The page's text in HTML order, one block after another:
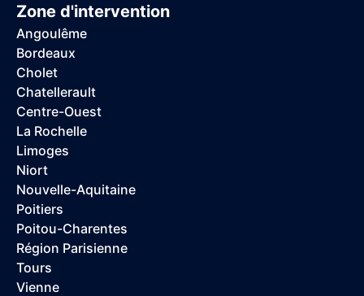
Zone d'intervention
Angoulême
Bordeaux
Cholet
Chatellerault
Centre-Ouest
La Rochelle
Limoges
Niort
Nouvelle-Aquitaine
Poitiers
Poitou-Charentes
Région Parisienne
Tours
Vienne